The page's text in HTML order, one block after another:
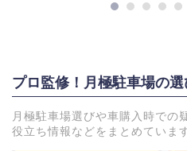
プロ監修！月極駐車場の
月極駐車場選びや車購入時での
役立ち情報などをまとめていま